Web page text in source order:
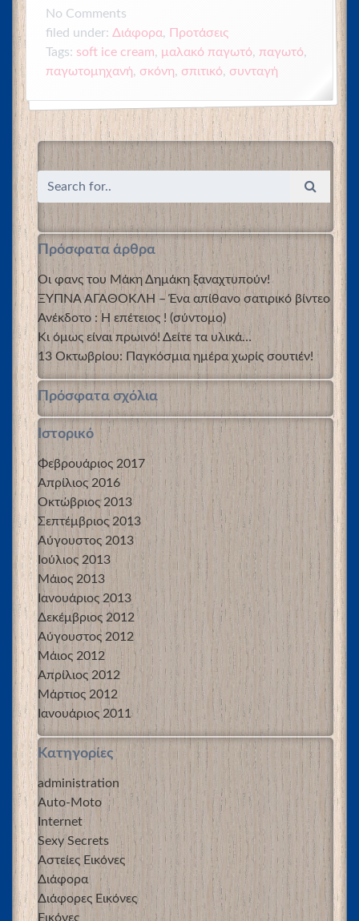
No Comments
filed under: Διάφορα, Προτάσεις
Tags: soft ice cream, μαλακό παγωτό, παγωτό,
παγωτομηχανή, σκόνη, σπιτικό, συνταγή
Πρόσφατα άρθρα
Οι φανς του Μάκη Δημάκη ξαναχτυπούν!
ΞΥΠΝΑ ΑΓΑΘΟΚΛΗ – Ένα απίθανο σατιρικό βίντεο
Ανέκδοτο : Η επέτειος ! (σύντομο)
Κι όμως είναι πρωινό! Δείτε τα υλικά…
13 Οκτωβρίου: Παγκόσμια ημέρα χωρίς σουτιέν!
Πρόσφατα σχόλια
Ιστορικό
Φεβρουάριος 2017
Απρίλιος 2016
Οκτώβριος 2013
Σεπτέμβριος 2013
Αύγουστος 2013
Ιούλιος 2013
Μάιος 2013
Ιανουάριος 2013
Δεκέμβριος 2012
Αύγουστος 2012
Μάιος 2012
Απρίλιος 2012
Μάρτιος 2012
Ιανουάριος 2011
Kατηγορίες
administration
Auto-Moto
Internet
Sexy Secrets
Αστείες Εικόνες
Διάφορα
Διάφορες Εικόνες
Εικόνες